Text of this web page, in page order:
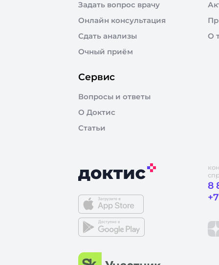
Задать вопрос врачу
Онлайн консультация
Сдать анализы
Очный приём
О
Сервис
Вопросы и ответы
О Доктис
Статьи
8